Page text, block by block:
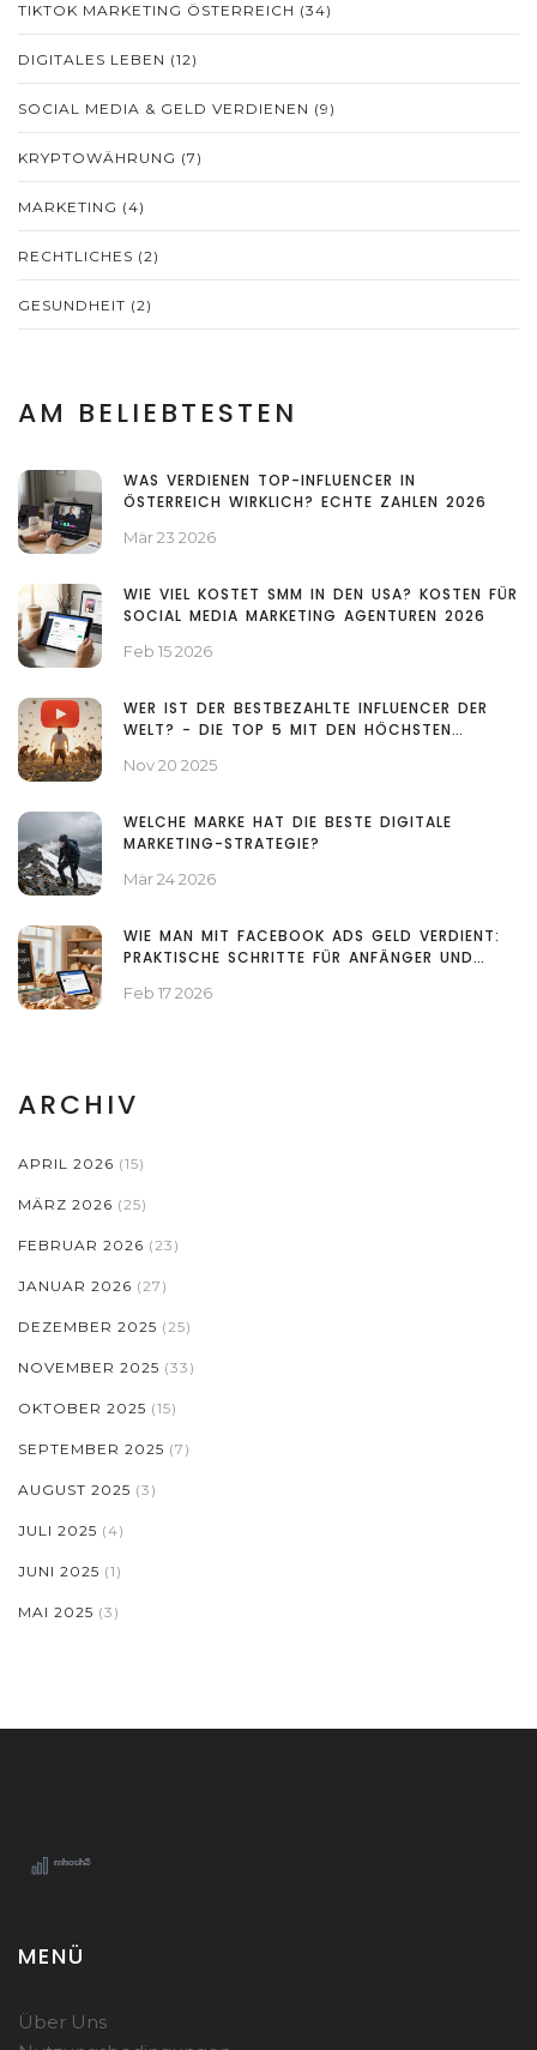
TIKTOK MARKETING ÖSTERREICH (34)
DIGITALES LEBEN (12)
SOCIAL MEDIA & GELD VERDIENEN (9)
KRYPTOWÄHRUNG (7)
MARKETING (4)
RECHTLICHES (2)
GESUNDHEIT (2)
AM BELIEBTESTEN
WAS VERDIENEN TOP-INFLUENCER IN
ÖSTERREICH WIRKLICH? ECHTE ZAHLEN 2026
Mär 23 2026
WIE VIEL KOSTET SMM IN DEN USA? KOSTEN FÜR
SOCIAL MEDIA MARKETING AGENTUREN 2026
Feb 15 2026
WER IST DER BESTBEZAHLTE INFLUENCER DER
WELT? - DIE TOP 5 MIT DEN HÖCHSTEN
Nov 20 2025
WELCHE MARKE HAT DIE BESTE DIGITALE
MARKETING-STRATEGIE?
Mär 24 2026
WIE MAN MIT FACEBOOK ADS GELD VERDIENT:
PRAKTISCHE SCHRITTE FÜR ANFÄNGER UND
Feb 17 2026
ARCHIV
APRIL 2026 (15)
MÄRZ 2026 (25)
FEBRUAR 2026 (23)
JANUAR 2026 (27)
DEZEMBER 2025 (25)
NOVEMBER 2025 (33)
OKTOBER 2025 (15)
SEPTEMBER 2025 (7)
AUGUST 2025 (3)
JULI 2025 (4)
JUNI 2025 (1)
MAI 2025 (3)
MENÜ
Über Uns